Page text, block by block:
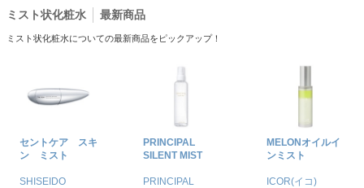
ミスト状化粧水 最新商品
ミスト状化粧水についての最新商品をピックアップ！
セントケア スキ
ン ミスト
SHISEIDO
PRINCIPAL
SILENT MIST
PRINCIPAL
MELONオイルイ
ンミスト
ICOR(イコ)